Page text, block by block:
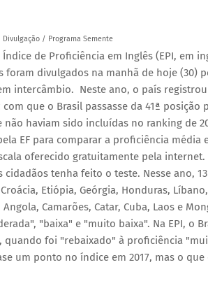
Divulgação / Programa Semente
de Proficiência em Inglês (EPI, em
divulgados na manhã de hoje (30)
intercâmbio. Neste ano, o país
que o Brasil passasse da 41ª posição
haviam sido incluídas no ranking de
EF para comparar a proficiência
oferecido gratuitamente pela internet.
tenha feito o teste. Nesse ano,
Etiópia, Geórgia, Honduras,
Camarões, Catar, Cuba, Laos e
"baixa" e "muito baixa". Na EPI, o
quando foi "rebaixado" à proficiência
um ponto no índice em 2017, mas o